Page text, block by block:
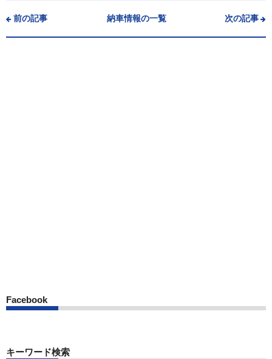
前の記事 納車情報の一覧 次の記事
Facebook
キーワード検索